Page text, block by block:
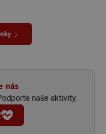
nás
naše aktivity.